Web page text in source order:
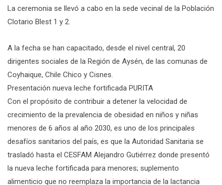
La ceremonia se llevó a cabo en la sede vecinal de la Población
Clotario Blest 1 y 2.
A la fecha se han capacitado, desde el nivel central, 20
dirigentes sociales de la Región de Aysén, de las comunas de
Coyhaique, Chile Chico y Cisnes.
Presentación nueva leche fortificada PURITA
Con el propósito de contribuir a detener la velocidad de
crecimiento de la prevalencia de obesidad en niños y niñas
menores de 6 años al año 2030, es uno de los principales
desafíos sanitarios del país, es que la Autoridad Sanitaria se
trasladó hasta el CESFAM Alejandro Gutiérrez donde presentó
la nueva leche fortificada para menores; suplemento
alimenticio que no reemplaza la importancia de la lactancia